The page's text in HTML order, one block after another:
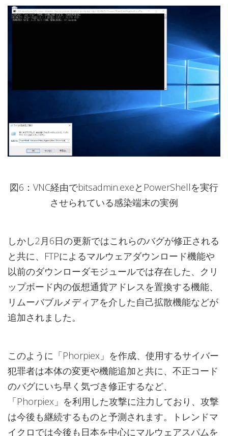
図6：VNC経由でbitsadmin.exeとPowerShellを実行
させられている感染端末の実例
しかし2月6日の更新ではこれらのバグが修正される
と共に、FTPによるマルウェアダウンロード機能や
以前のダウンローダモジュールでは存在した、クリ
ップボード内の仮想通貨アドレスを置換する機能、
リムーバブルメディアを介した自己拡散機能などが
追加されました。
このように「Phorpiex」を作成、使用するサイバー
犯罪者は本体の変更や機能追加と共に、不正コード
のバグにいち早く気づき修正するなど、
「Phorpiex」を利用した攻撃に注力しており、攻撃
は今後も継続するものと予測されます。トレンドマ
イクロでは今後も日本を中心にマルウェアスパムを